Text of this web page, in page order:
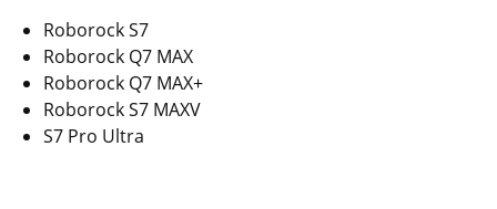
Roborock S7
Roborock Q7 MAX
Roborock Q7 MAX+
Roborock S7 MAXV
S7 Pro Ultra